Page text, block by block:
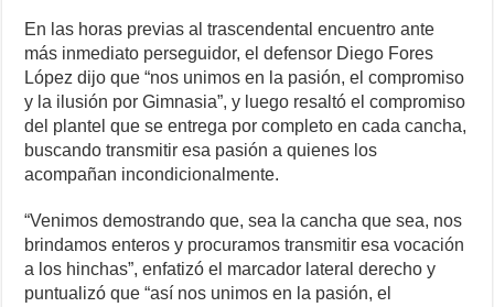
o
k
p
er
k
En las horas previas al trascendental encuentro ante
más inmediato perseguidor, el defensor Diego Fores
López dijo que “nos unimos en la pasión, el compromiso
y la ilusión por Gimnasia”, y luego resaltó el compromiso
del plantel que se entrega por completo en cada cancha,
buscando transmitir esa pasión a quienes los
acompañan incondicionalmente.
“Venimos demostrando que, sea la cancha que sea, nos
brindamos enteros y procuramos transmitir esa vocación
a los hinchas”, enfatizó el marcador lateral derecho y
puntualizó que “así nos unimos en la pasión, el